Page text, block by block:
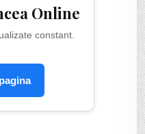
Online
constant.